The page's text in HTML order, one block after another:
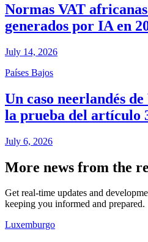
Normas VAT
generados por IA en
July 14, 2026
Países Bajos
Un caso neerlandés
la prueba del artículo
July 6, 2026
More news from the
Get real-time updates and
keeping you informed and prepared.
Luxemburgo